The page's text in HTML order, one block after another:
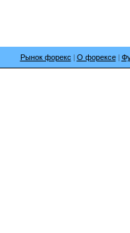
Рынок форекс | О форексе|